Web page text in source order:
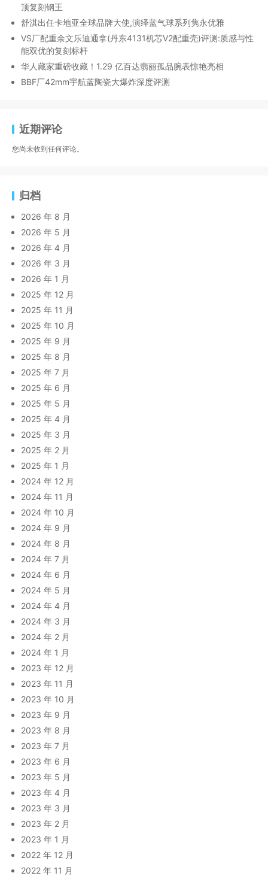
顶复刻钢王
舒淇出任卡地亚全球品牌大使,演绎蓝气球系列隽永优雅
VS厂配重余文乐迪通拿(丹东4131机芯V2配重壳)评测:质感与性
能双优的复刻标杆
华人藏家重磅收藏！1.29 亿百达翡丽孤品腕表惊艳亮相
BBF厂42mm宇航蓝陶瓷大爆炸深度评测
近期评论
您尚未收到任何评论。
归档
2026 年 8 月
2026 年 5 月
2026 年 4 月
2026 年 3 月
2026 年 1 月
2025 年 12 月
2025 年 11 月
2025 年 10 月
2025 年 9 月
2025 年 8 月
2025 年 7 月
2025 年 6 月
2025 年 5 月
2025 年 4 月
2025 年 3 月
2025 年 2 月
2025 年 1 月
2024 年 12 月
2024 年 11 月
2024 年 10 月
2024 年 9 月
2024 年 8 月
2024 年 7 月
2024 年 6 月
2024 年 5 月
2024 年 4 月
2024 年 3 月
2024 年 2 月
2024 年 1 月
2023 年 12 月
2023 年 11 月
2023 年 10 月
2023 年 9 月
2023 年 8 月
2023 年 7 月
2023 年 6 月
2023 年 5 月
2023 年 4 月
2023 年 3 月
2023 年 2 月
2023 年 1 月
2022 年 12 月
2022 年 11 月